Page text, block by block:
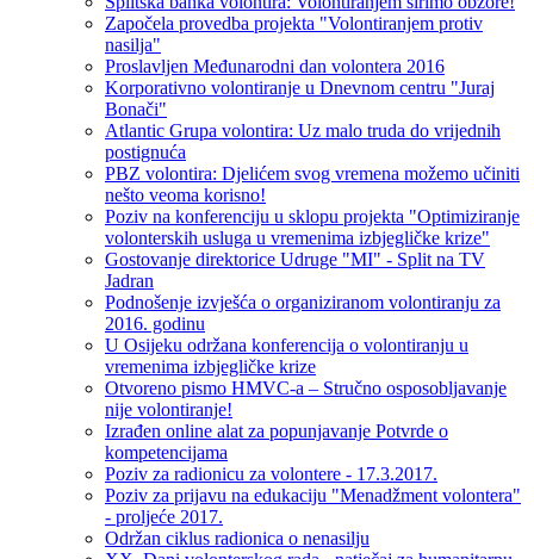
Započela provedba projekta "Volontiranjem protiv
nasilja"
Proslavljen Međunarodni dan volontera 2016
Korporativno volontiranje u Dnevnom centru "Juraj
Bonači"
Atlantic Grupa volontira: Uz malo truda do vrijednih
postignuća
PBZ volontira: Djelićem svog vremena možemo učiniti
nešto veoma korisno!
Poziv na konferenciju u sklopu projekta "Optimiziranje
volonterskih usluga u vremenima izbjegličke krize"
Gostovanje direktorice Udruge "MI" - Split na TV
Jadran
Podnošenje izvješća o organiziranom volontiranju za
2016. godinu
U Osijeku održana konferencija o volontiranju u
vremenima izbjegličke krize
Otvoreno pismo HMVC-a – Stručno osposobljavanje
nije volontiranje!
Izrađen online alat za popunjavanje Potvrde o
kompetencijama
Poziv za radionicu za volontere - 17.3.2017.
Poziv za prijavu na edukaciju "Menadžment volontera"
- proljeće 2017.
Održan ciklus radionica o nenasilju